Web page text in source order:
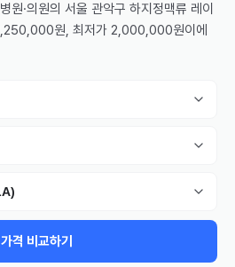
원·의원의 서울 관악구 하지정맥류 레이
원, 최저가 2,000,000원이에
가격 비교하기